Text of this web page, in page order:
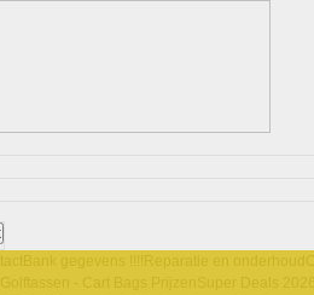
Bank gegevens !!!! Reparatie en onderhoud
Golftassen - Cart Bags Prijzen
Super Deals